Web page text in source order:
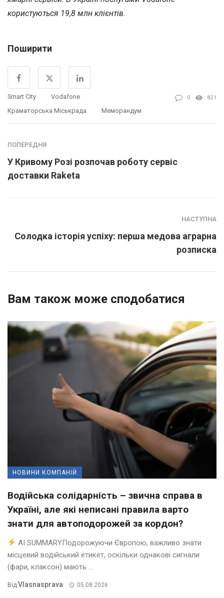
користуються 19,8 млн клієнтів.
Поширити
Smart City
Vodafone
Краматорська Міськрада
Меморандум
0 821
ПОПЕРЕДНЯ
У Кривому Розі розпочав роботу сервіс
доставки Raketa
НАСТУПНА
Солодка історія успіху: перша медова аграрна
розписка
Вам також може сподобатися
НОВИНИ КОМПАНІЙ
Водійська солідарність – звична справа в
Україні, але які неписані правила варто
знати для автоподорожей за кордон?
AI SUMMARYПодорожуючи Європою, важливо знати
місцевий водійський етикет, оскільки однакові сигнали
(фари, клаксон) мають ...
Від Vlasnasprava 05.08.2026